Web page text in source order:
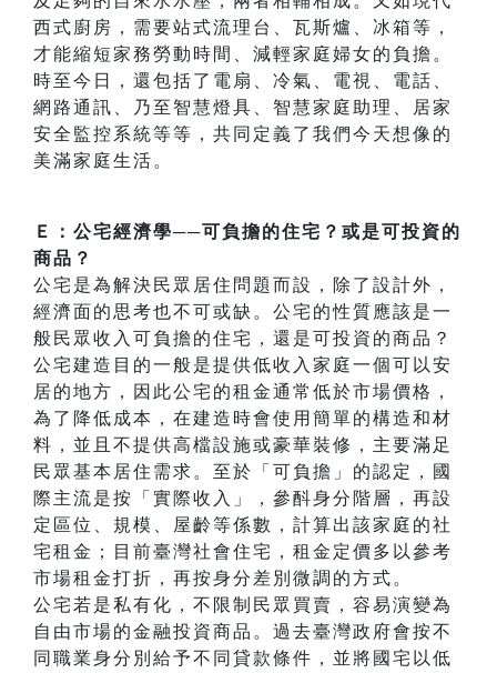
西式廚房，需要站式流理台、瓦斯爐、冰箱等，
才能縮短家務勞動時間、減輕家庭婦女的負擔。
時至今日，還包括了電扇、冷氣、電視、電話、
網路通訊、乃至智慧燈具、智慧家庭助理、居家
安全監控系統等等，共同定義了我們今天想像的
美滿家庭生活。
Ｅ：公宅經濟學──可負擔的住宅？或是可投資的
商品？
公宅是為解決民眾居住問題而設，除了設計外，
經濟面的思考也不可或缺。公宅的性質應該是一
般民眾收入可負擔的住宅，還是可投資的商品？
公宅建造目的一般是提供低收入家庭一個可以安
居的地方，因此公宅的租金通常低於市場價格，
為了降低成本，在建造時會使用簡單的構造和材
料，並且不提供高檔設施或豪華裝修，主要滿足
民眾基本居住需求。至於「可負擔」的認定，國
際主流是按「實際收入」，參酙身分階層，再設
定區位、規模、屋齡等係數，計算出該家庭的社
宅租金；目前臺灣社會住宅，租金定價多以參考
市場租金打折，再按身分差別微調的方式。
公宅若是私有化，不限制民眾買賣，容易演變為
自由市場的金融投資商品。過去臺灣政府會按不
同職業身分別給予不同貸款條件，並將國宅以低